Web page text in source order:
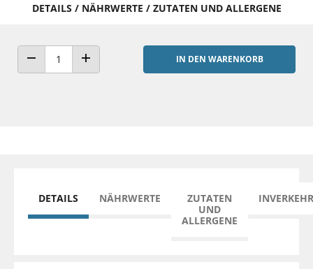
DETAILS / NÄHRWERTE / ZUTATEN UND ALLERGENE
ANZAHL VERRINGERNANZAHL ERHÖHEN
IN DEN WARENKORB
DETAILS NÄHRWERTE
ZUTATEN
UND
ALLERGENE